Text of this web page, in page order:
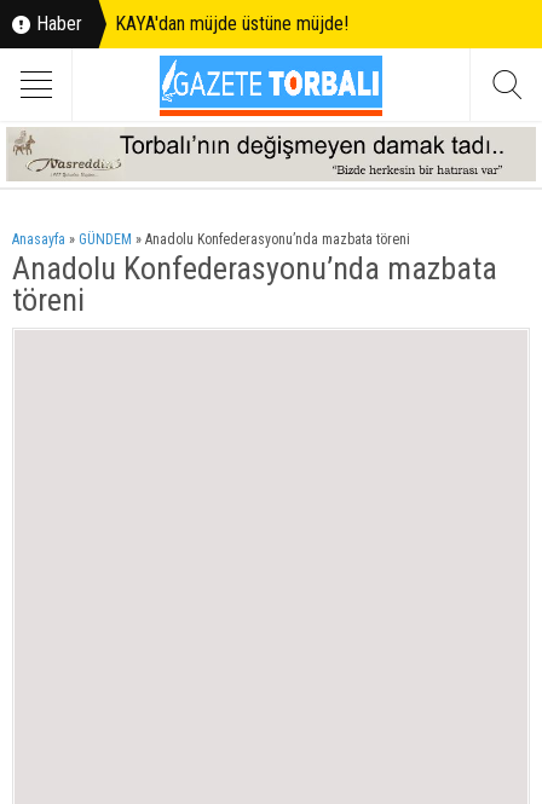
Haber KAYA'dan müjde üstüne müjde!
Anasayfa » GÜNDEM » Anadolu Konfederasyonu’nda mazbata töreni
Anadolu Konfederasyonu’nda mazbata
töreni